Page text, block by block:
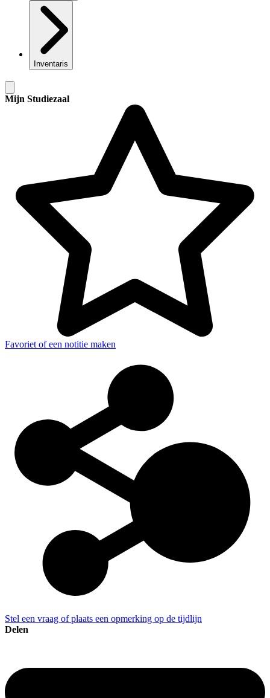
Inventaris
Mijn Studiezaal
Favoriet of een notitie maken
Stel een vraag of plaats een opmerking op de tijdlijn
Delen